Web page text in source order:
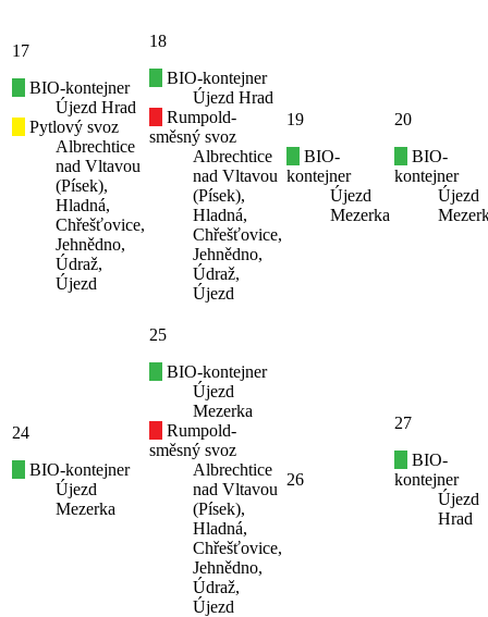
17
BIO-kontejner
Újezd Hrad
Pytlový svoz
Albrechtice
nad Vltavou
(Písek),
Hladná,
Chřešťovice,
Jehnědno,
Údraž,
Újezd
18
BIO-kontejner
Újezd Hrad
Rumpold-
směsný svoz
Albrechtice
nad Vltavou
(Písek),
Hladná,
Chřešťovice,
Jehnědno,
Údraž,
Újezd
19
BIO-
kontejner
Újezd
Mezerka
20
BIO-
kontejner
Újezd
24
BIO-kontejner
Újezd
Mezerka
25
BIO-kontejner
Újezd
Mezerka
Rumpold-
směsný svoz
Albrechtice
nad Vltavou
(Písek),
Hladná,
Chřešťovice,
Jehnědno,
Údraž,
Újezd
26
27
BIO-
kontejner
Újezd
Hrad